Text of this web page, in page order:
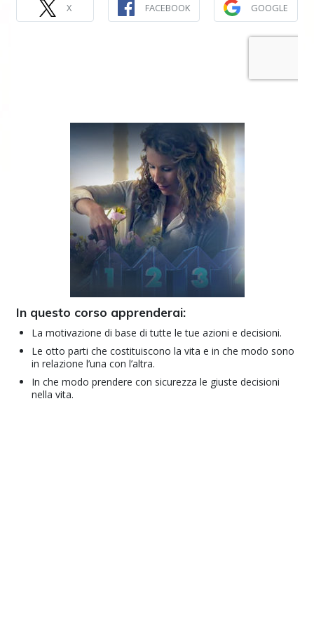
X FACEBOOK GOOGLE
In questo corso apprenderai:
La motivazione di base di tutte le tue azioni e decisioni.
Le otto parti che costituiscono la vita e in che modo sono
in relazione l’una con l’altra.
In che modo prendere con sicurezza le giuste decisioni
nella vita.